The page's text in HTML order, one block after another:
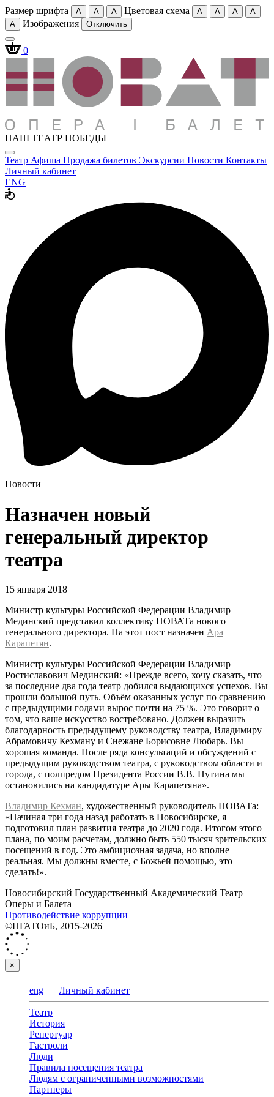
Размер шрифта A A A Цветовая схема A A A
A
A
Изображения Отключить
0
НАШ ТЕАТР ПОБЕДЫ
Театр Афиша Продажа билетов Экскурсии Новости Контакты
Личный кабинет
ENG
Новости
Назначен новый
генеральный директор
театра
15 января 2018
Министр культуры Российской Федерации Владимир
Мединский представил коллективу НОВАТа нового
генерального директора. На этот пост назначен Ара
Карапетян.
Министр культуры Российской Федерации Владимир
Ростиславович Мединский: «Прежде всего, хочу сказать, что
за последние два года театр добился выдающихся успехов. Вы
прошли большой путь. Объём оказанных услуг по сравнению
с предыдущими годами вырос почти на 75 %. Это говорит о
том, что ваше искусство востребовано. Должен выразить
благодарность предыдущему руководству театра, Владимиру
Абрамовичу Кехману и Снежане Борисовне Любарь. Вы
хорошая команда. После ряда консультаций и обсуждений с
предыдущим руководством театра, с руководством области и
города, с полпредом Президента России В.В. Путина мы
остановились на кандидатуре Ары Карапетяна».
Владимир Кехман, художественный руководитель НОВАТа:
«Начиная три года назад работать в Новосибирске, я
подготовил план развития театра до 2020 года. Итогом этого
плана, по моим расчетам, должно быть 550 тысяч зрительских
посещений в год. Это амбициозная задача, но вполне
реальная. Мы должны вместе, с Божьей помощью, это
сделать!».
Новосибирский Государственный Академический Театр
Оперы и Балета
Противодействие коррупции
©НГАТОиБ, 2015-2026
×
eng Личный кабинет
Театр
История
Репертуар
Гастроли
Люди
Правила посещения театра
Людям с ограниченными возможностями
Партнеры